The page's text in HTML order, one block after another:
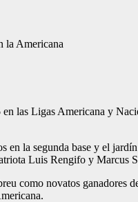
la Americana
las Ligas Americana y
la segunda base y el
Luis Rengifo y Marcus
como novatos